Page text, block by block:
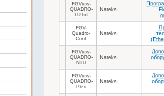
FGView-
QUADRO-
1U-Int
Nateks
FGV-
Quadro-
Conf
Nateks
FGView-
QUADRO-
NTU
Nateks
FGView-
QUADRO-
Plex
Nateks